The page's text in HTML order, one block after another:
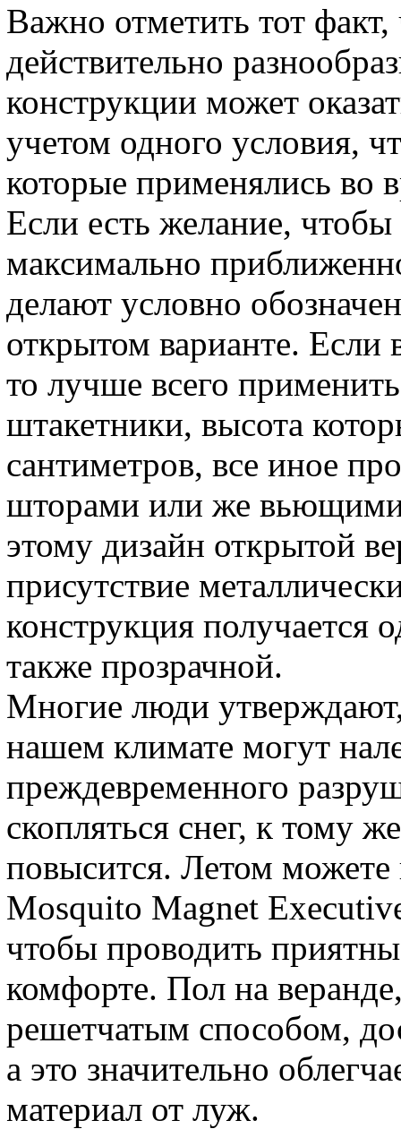
Важно отметить тот
действительно
конструкции может
учетом одного условия,
которые применялись во
Если есть желание, чтобы
максимально
делают условно
открытом варианте. Если
то лучше всего
штакетники, высота
сантиметров, все иное
шторами или же
этому дизайн открытой
присутствие
конструкция получается
также прозрачной.
Многие люди
нашем климате могут
преждевременного
скопляться снег, к тому
повысится. Летом можете
Mosquito Magnet
чтобы проводить
комфорте. Пол на
решетчатым способом,
а это значительно
материал от луж.